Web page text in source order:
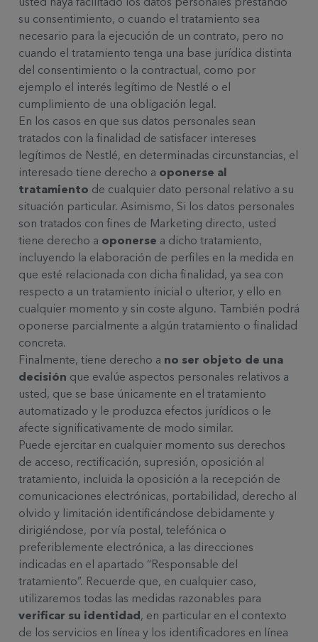
su consentimiento, o cuando el tratamiento sea
necesario para la ejecución de un contrato, pero no
cuando el tratamiento tenga una base jurídica distinta
del consentimiento o la contractual, como por
ejemplo el interés legítimo de Nestlé o el
cumplimiento de una obligación legal.
En los casos en que sus datos personales sean
tratados con la finalidad de satisfacer intereses
legítimos de Nestlé, en determinadas circunstancias, el
interesado tiene derecho a oponerse al
tratamiento de cualquier dato personal relativo a su
situación particular. Asimismo, Si los datos personales
son tratados con fines de Marketing directo, usted
tiene derecho a oponerse a dicho tratamiento,
incluyendo la elaboración de perfiles en la medida en
que esté relacionada con dicha finalidad, ya sea con
respecto a un tratamiento inicial o ulterior, y ello en
cualquier momento y sin coste alguno. También podrá
oponerse parcialmente a algún tratamiento o finalidad
concreta.
Finalmente, tiene derecho a no ser objeto de una
decisión que evalúe aspectos personales relativos a
usted, que se base únicamente en el tratamiento
automatizado y le produzca efectos jurídicos o le
afecte significativamente de modo similar.
Puede ejercitar en cualquier momento sus derechos
de acceso, rectificación, supresión, oposición al
tratamiento, incluida la oposición a la recepción de
comunicaciones electrónicas, portabilidad, derecho al
olvido y limitación identificándose debidamente y
dirigiéndose, por vía postal, telefónica o
preferiblemente electrónica, a las direcciones
indicadas en el apartado “Responsable del
tratamiento”. Recuerde que, en cualquier caso,
utilizaremos todas las medidas razonables para
verificar su identidad, en particular en el contexto
de los servicios en línea y los identificadores en línea